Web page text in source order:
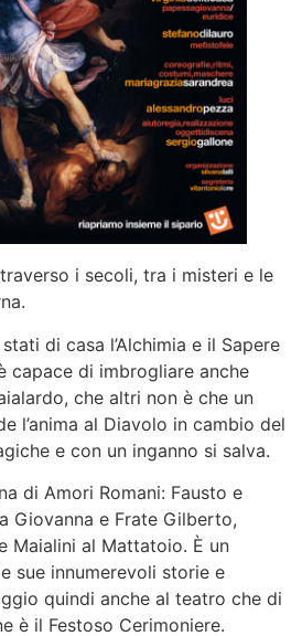
i secoli, tra i misteri e le
di casa l’Alchimia e il Sapere
capace di imbrogliare anche
che altri non è che un
l’anima al Diavolo in cambio del
e con un inganno si salva.
di Amori Romani: Fausto e
Giovanna e Frate Gilberto,
Maialini al Mattatoio. È un
sue innumerevoli storie e
quindi anche al teatro che di
è il Festoso Cerimoniere.